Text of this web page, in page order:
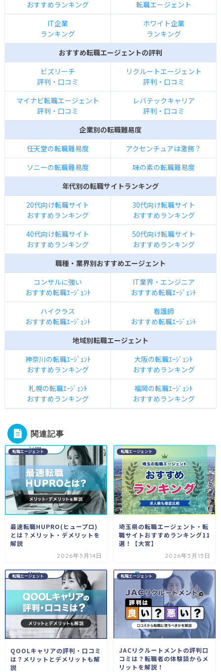
おすすめランキング
転職エージェント
IT企業
ランキング
ホワイト企業
ランキング
おすすめ転職エージェントの評判
ビズリーチ
評判・口コミ
リクルートエージェント
評判・口コミ
マイナビ転職エージェント
評判・口コミ
レバテックキャリア
評判・口コミ
企業別の転職難易度
任天堂の転職難易度
アクセンチュアは激務？
ソニーの転職難易度
味の素の転職難易度
年代別の転職サイトランキング
20代向け転職サイト
おすすめランキング
30代向け転職サイト
おすすめランキング
40代向け転職サイト
おすすめランキング
50代向け転職サイト
おすすめランキング
職種・業界別おすすめエージェント
コンサルに強い
おすすめ転職ｴｰｼﾞｪﾝﾄ
IT業界・エンジニア
おすすめ転職ｴｰｼﾞｪﾝﾄ
ハイクラス
おすすめ転職ｴｰｼﾞｪﾝﾄ
看護師
おすすめ転職ｴｰｼﾞｪﾝﾄ
地域別転職エージェント
神奈川の転職ｴｰｼﾞｪﾝﾄ
おすすめランキング
大阪の転職ｴｰｼﾞｪﾝﾄ
おすすめランキング
札幌の転職ｴｰｼﾞｪﾝﾄ
おすすめランキング
福岡の転職ｴｰｼﾞｪﾝﾄ
おすすめランキング
関連記事
転職エージェント
最速転職HUPRO(ヒュープロ)
とは？メリット・デメリットを
解説
2026年5月14日
転職エージェント
埼玉県の転職エージェント・転
職サイトおすすめランキング11
選！【大宮】
2026年5月15日
転職エージェント
QOOLキャリアの評判・口コミ
は？メリットとデメリットも解
説
転職エージェント
JACリクルートメントの評判口
コミは？転職者の体験談からメ
リットを解説！